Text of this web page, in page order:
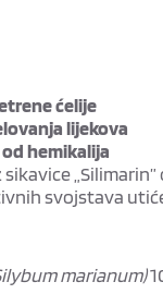
ćelije
lijekova
hemikalija
svojstava
marianum)